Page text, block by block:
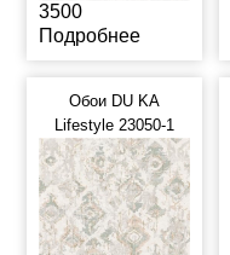
3500
Подробнее
Обои DU KA
Lifestyle 23050-1